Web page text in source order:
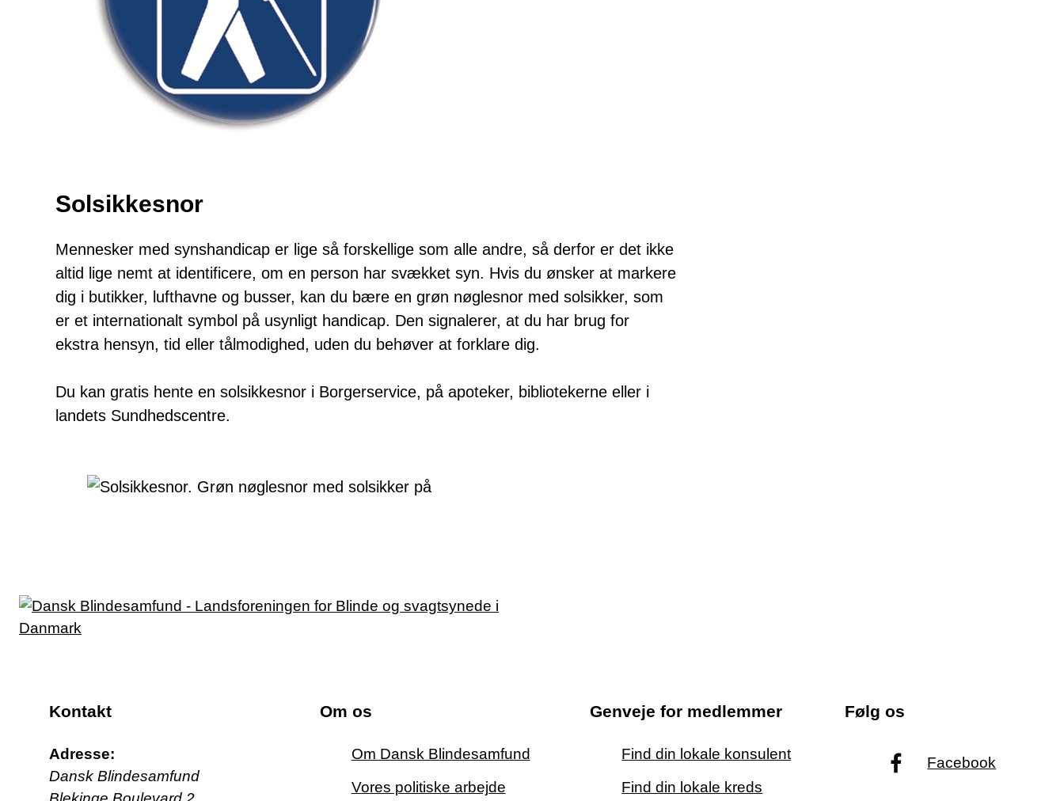
Solsikkesnor
Mennesker med synshandicap er lige så forskellige som alle andre, så derfor er det ikke
altid lige nemt at identificere, om en person har svækket syn. Hvis du ønsker at markere
dig i butikker, lufthavne og busser, kan du bære en grøn nøglesnor med solsikker, som
er et internationalt symbol på usynligt handicap. Den signalerer, at du har brug for
ekstra hensyn, tid eller tålmodighed, uden du behøver at forklare dig.
Du kan gratis hente en solsikkesnor i Borgerservice, på apoteker, bibliotekerne eller i
landets Sundhedscentre.
Kontakt
Adresse:
Dansk Blindesamfund
Om os
Om Dansk Blindesamfund
Vores politiske arbejde
Genveje for medlemmer
Find din lokale konsulent
Find din lokale kreds
Følg os
Facebook